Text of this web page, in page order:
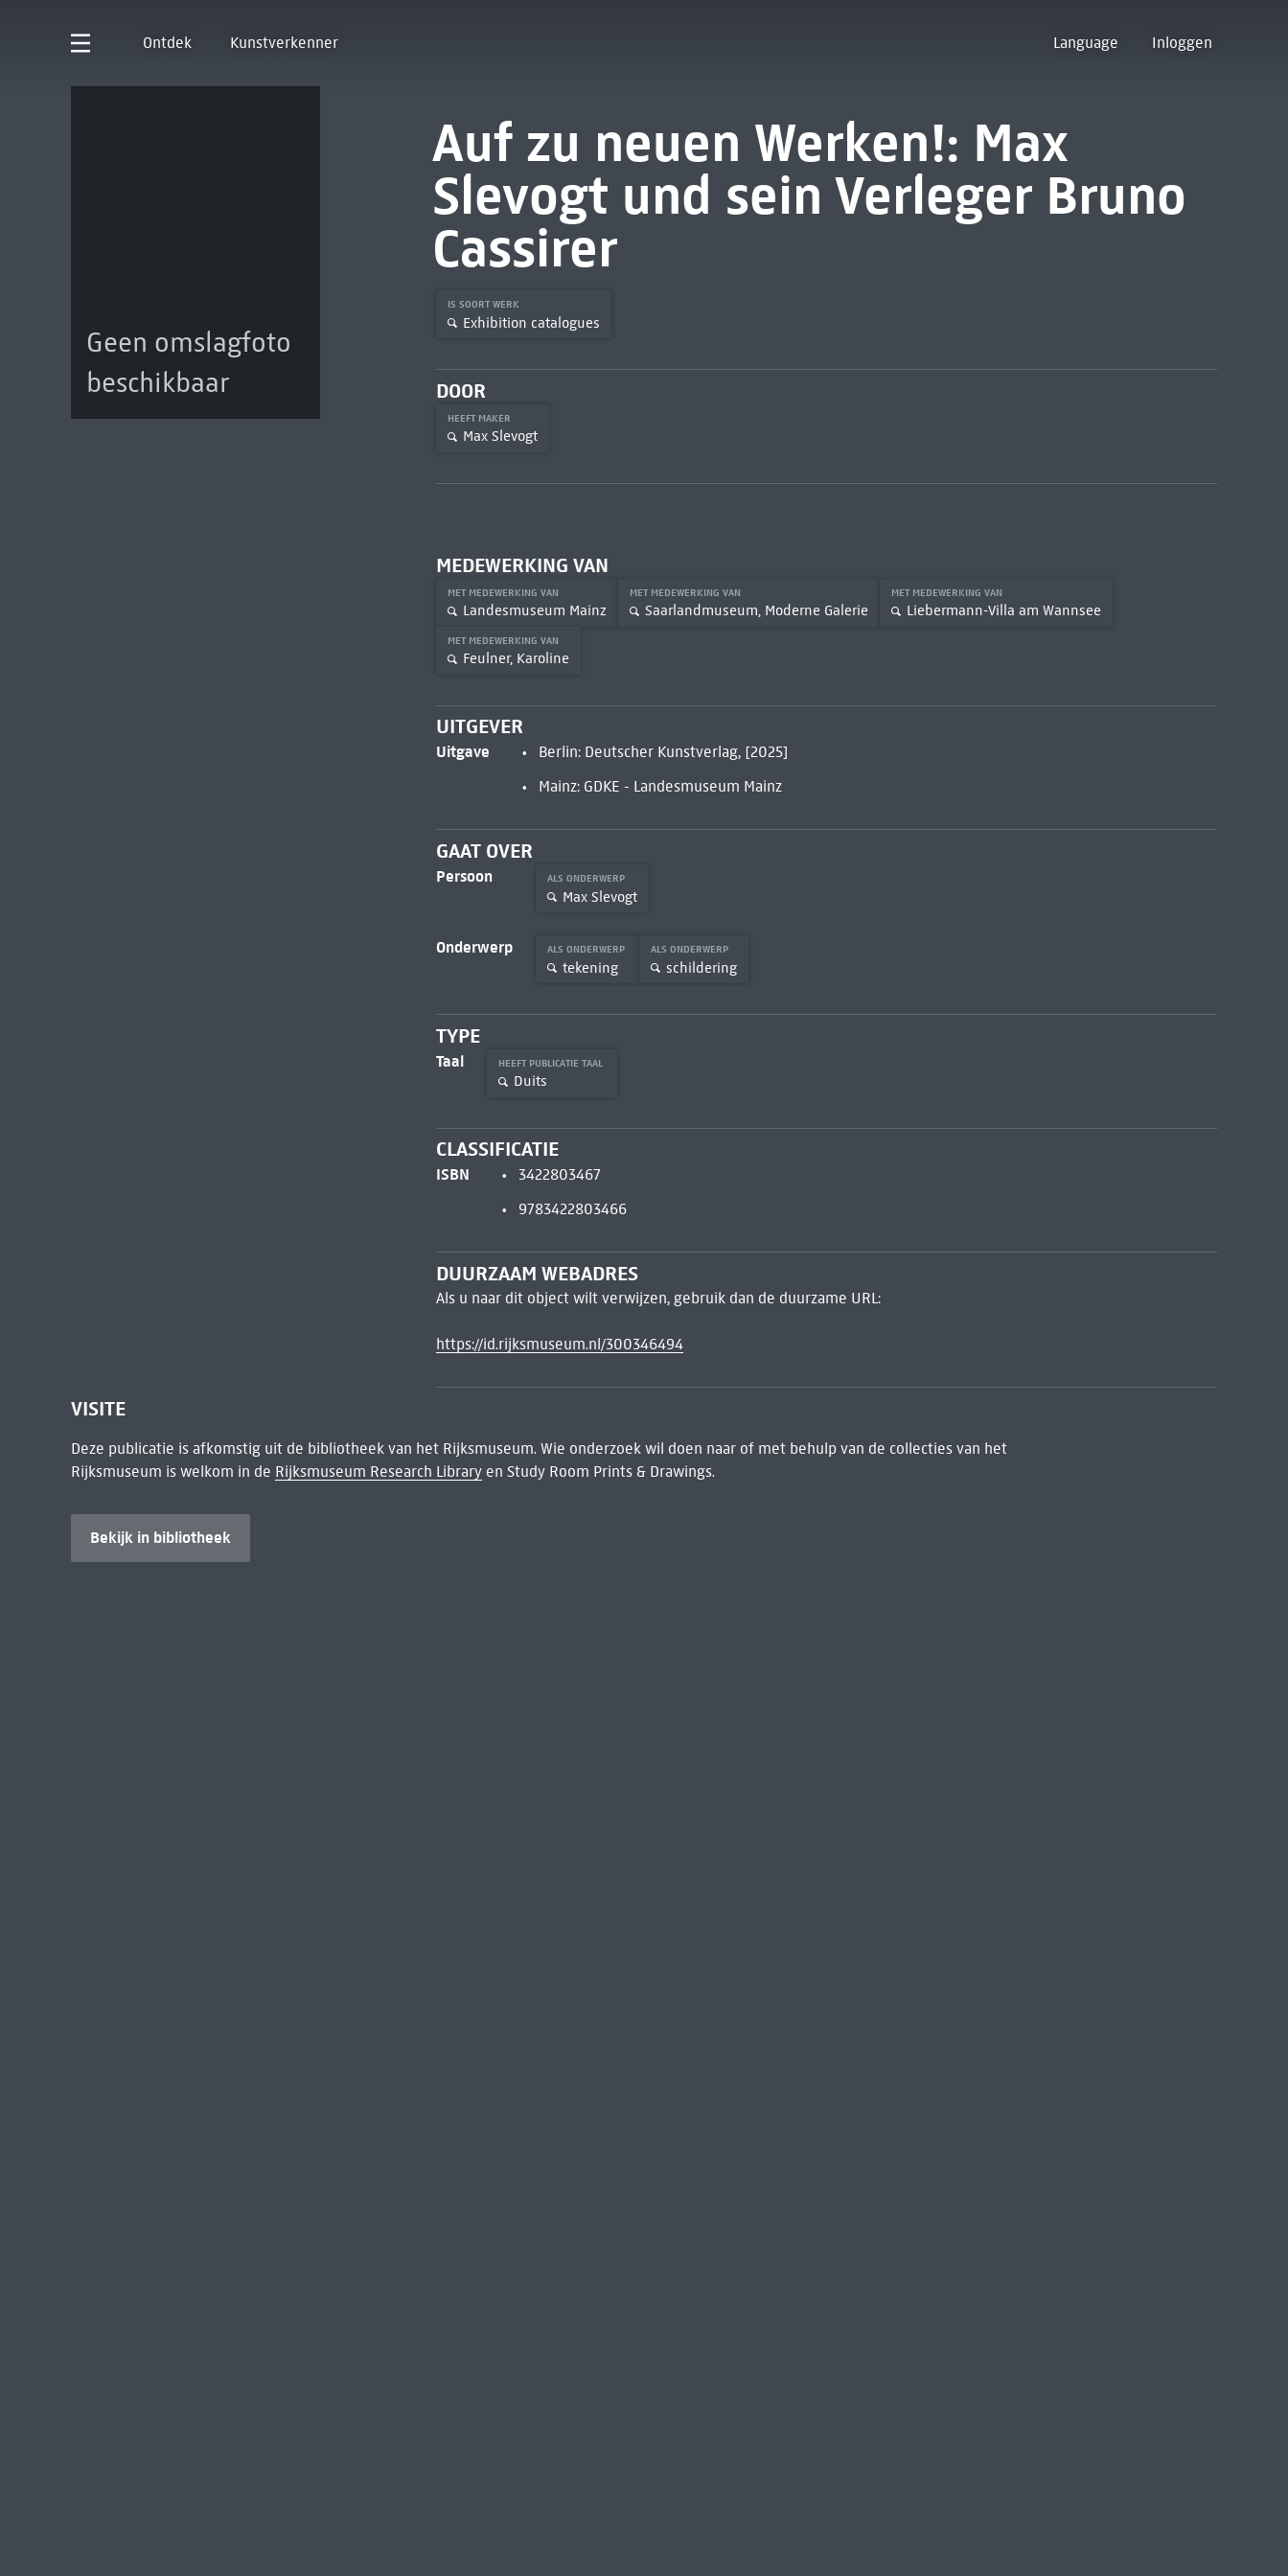
Ontdek Kunstverkenner Language Inloggen
Geen omslagfoto
beschikbaar
Auf zu neuen Werken!: Max
Slevogt und sein Verleger Bruno
Cassirer
IS SOORT WERK
Exhibition catalogues
DOOR
HEEFT MAKER
Max Slevogt
MEDEWERKING VAN
MET MEDEWERKING VAN
Landesmuseum Mainz
MET MEDEWERKING VAN
Saarlandmuseum, Moderne Galerie
MET MEDEWERKING VAN
Liebermann-Villa am Wannsee
MET MEDEWERKING VAN
Feulner, Karoline
UITGEVER
Uitgave
Berlin: Deutscher Kunstverlag, [2025]
Mainz: GDKE - Landesmuseum Mainz
GAAT OVER
Persoon ALS ONDERWERP
Max Slevogt
Onderwerp ALS ONDERWERP
tekening
ALS ONDERWERP
schildering
TYPE
Taal HEEFT PUBLICATIE TAAL
Duits
CLASSIFICATIE
ISBN
3422803467
9783422803466
DUURZAAM WEBADRES
Als u naar dit object wilt verwijzen, gebruik dan de duurzame URL:
https://id.rijksmuseum.nl/300346494
VISITE
Deze publicatie is afkomstig uit de bibliotheek van het Rijksmuseum. Wie onderzoek wil doen naar of met behulp van de collecties van het
Rijksmuseum is welkom in de Rijksmuseum Research Libraryen Study Room Prints & Drawings.
Bekijk in bibliotheek